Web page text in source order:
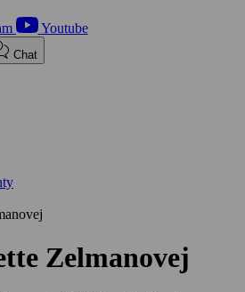
Youtube
Chat
Zelmanovej